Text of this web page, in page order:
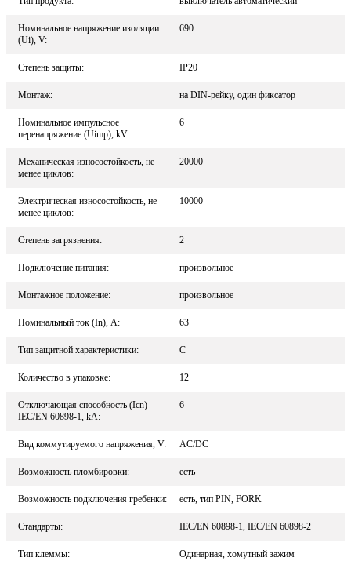
Номинальное напряжение изоляции
(Ui), V:
690
Степень защиты: IP20
Монтаж: на DIN-рейку, один фиксатор
Номинальное импульсное
перенапряжение (Uimp), kV:
6
Механическая износостойкость, не
менее циклов:
20000
Электрическая износостойкость, не
менее циклов:
10000
Степень загрязнения: 2
Подключение питания: произвольное
Монтажное положение: произвольное
Номинальный ток (In), A: 63
Тип защитной характеристики: C
Количество в упаковке: 12
Отключающая способность (Icn)
IEC/EN 60898-1, kA:
6
Вид коммутируемого напряжения, V: AC/DC
Возможность пломбировки: есть
Возможность подключения гребенки: есть, тип PIN, FORK
Стандарты: IEC/EN 60898-1, IEC/EN 60898-2
Тип клеммы: Одинарная, хомутный зажим